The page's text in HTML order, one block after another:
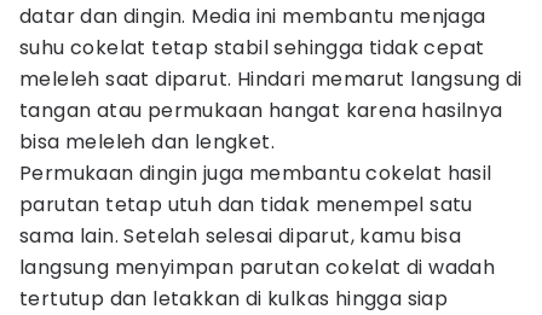
datar dan dingin. Media ini membantu menjaga
suhu cokelat tetap stabil sehingga tidak cepat
meleleh saat diparut. Hindari memarut langsung di
tangan atau permukaan hangat karena hasilnya
bisa meleleh dan lengket.
Permukaan dingin juga membantu cokelat hasil
parutan tetap utuh dan tidak menempel satu
sama lain. Setelah selesai diparut, kamu bisa
langsung menyimpan parutan cokelat di wadah
tertutup dan letakkan di kulkas hingga siap